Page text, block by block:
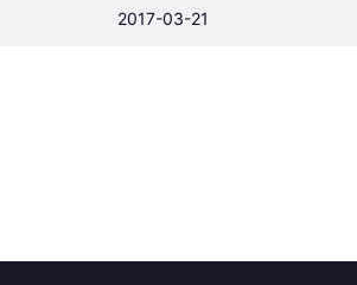
2017-03-21